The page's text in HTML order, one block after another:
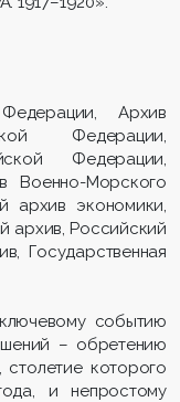
Архив
Федерации,
Федерации,
Военно-Морского
архив экономики,
архив, Российский
Государственная
событию
– обретению
столетие которого
и непростому